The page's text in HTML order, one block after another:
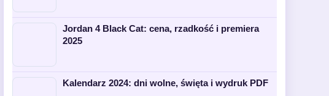
Jordan 4 Black Cat: cena, rzadkość i premiera
2025
Kalendarz 2024: dni wolne, święta i wydruk PDF